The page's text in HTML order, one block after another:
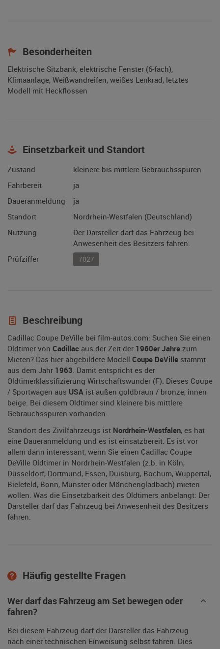
Besonderheiten
Elektrische Sitzbank, elektrische Fenster (6-fach),
Klimaanlage, Weißwandreifen, weißes Lenkrad, letztes
Modell mit Heckflossen
Einsetzbarkeit und Standort
Zustand
kleinere bis mittlere Gebrauchsspuren
Fahrbereit
ja
Daueranmeldung
ja
Standort
Nordrhein-Westfalen (Deutschland)
Nutzung
Der Darsteller darf das Fahrzeug bei
Anwesenheit des Besitzers fahren.
Prüfziffer
7027
Beschreibung
Cadillac Coupe DeVille bei film-autos.com: Suchen Sie einen
Oldtimer von Cadillac aus der Zeit der 1960er Jahre zum
Mieten? Das hier abgebildete Modell Coupe DeVille stammt
aus dem Jahr 1963. Damit entspricht es der
Oldtimerklassifizierung Wirtschaftswunder (F). Dieses Coupe
/ Sportwagen aus USA ist außen goldbraun / bronze, innen
beige. Bei diesem Oldtimer sind kleinere bis mittlere
Gebrauchsspuren vorhanden.
Standort des Zivilfahrzeugs ist Nordrhein-Westfalen, es hat
eine Daueranmeldung und es ist einsatzbereit. Es ist vor
allem dann interessant, wenn Sie einen Cadillac Coupe
DeVille Oldtimer in Nordrhein-Westfalen (z.b. in Köln,
Düsseldorf, Dortmund, Essen, Duisburg, Bochum, Wuppertal,
Bielefeld, Bonn, Münster oder Mönchengladbach) mieten
wollen. Was die Einsetzbarkeit des Oldtimers anbelangt: Der
Darsteller darf das Fahrzeug bei Anwesenheit des Besitzers
fahren.
Häufig gestellte Fragen
Wer darf das Fahrzeug am Set bewegen oder
fahren?
Bei diesem Fahrzeug darf der Darsteller das Fahrzeug
nach einer technischen Einweisung selbst fahren. Dies